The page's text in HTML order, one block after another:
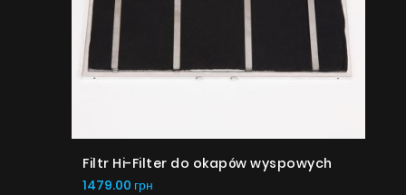
Filtr Hi-Filter do okapów wyspowych
1479.00 грн